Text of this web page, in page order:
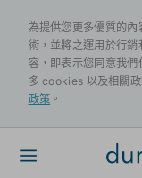
為提供您更多優質的
術，並將之運用於行
容，即表示您同意我
多 cookies 以及相關
政策 。
Toggle
navigation